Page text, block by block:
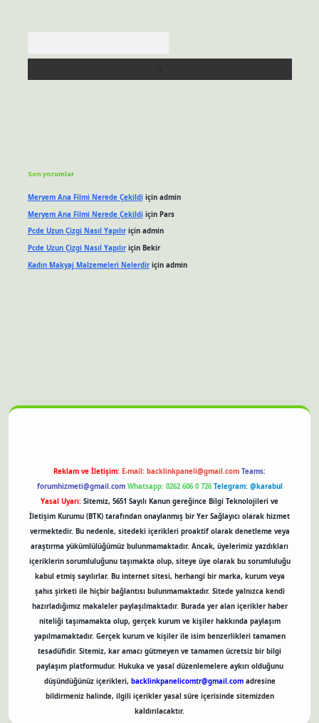
Son yorumlar
Meryem Ana Filmi Nerede Çekildiiçin admin
Meryem Ana Filmi Nerede Çekildiiçin Pars
Pcde Uzun Çizgi Nasıl Yapılıriçin admin
Pcde Uzun Çizgi Nasıl Yapılıriçin Bekir
Kadın Makyaj Malzemeleri Nelerdiriçin admin
Reklam ve İletişim: E-mail: backlinkpaneli@gmail.com Teams:
forumhizmeti@gmail.com Whatsapp: 0262 606 0 726 Telegram: @karabul
Yasal Uyarı: Sitemiz, 5651 Sayılı Kanun gereğince Bilgi Teknolojileri ve
İletişim Kurumu (BTK) tarafından onaylanmış bir Yer Sağlayıcı olarak hizmet
vermektedir. Bu nedenle, sitedeki içerikleri proaktif olarak denetleme veya
araştırma yükümlülüğümüz bulunmamaktadır. Ancak, üyelerimiz yazdıkları
içeriklerin sorumluluğunu taşımakta olup, siteye üye olarak bu sorumluluğu
kabul etmiş sayılırlar. Bu internet sitesi, herhangi bir marka, kurum veya
şahıs şirketi ile hiçbir bağlantısı bulunmamaktadır. Sitede yalnızca kendi
hazırladığımız makaleler paylaşılmaktadır. Burada yer alan içerikler haber
niteliği taşımamakta olup, gerçek kurum ve kişiler hakkında paylaşım
yapılmamaktadır. Gerçek kurum ve kişiler ile isim benzerlikleri tamamen
tesadüfidir. Sitemiz, kar amacı gütmeyen ve tamamen ücretsiz bir bilgi
paylaşım platformudur. Hukuka ve yasal düzenlemelere aykırı olduğunu
düşündüğünüz içerikleri, backlinkpanelicomtr@gmail.comadresine
bildirmeniz halinde, ilgili içerikler yasal süre içerisinde sitemizden
kaldırılacaktır.